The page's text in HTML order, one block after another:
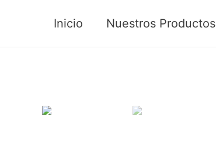
Inicio Nuestros Productos